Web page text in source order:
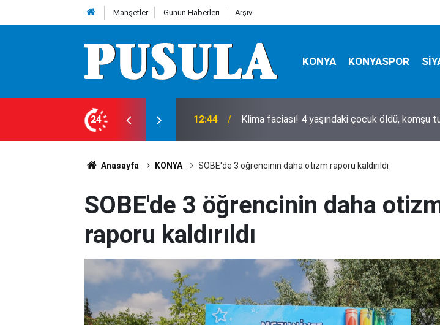
Manşetler Günün Haberleri Arşiv
KONYA KONYASPOR
24
komşu tutuklandı 12:40 Yengesini öldürdü, ağabeyini ağır yaraladı
Anasayfa KONYA SOBE'de 3 öğrencinin daha otizm raporu kaldırıldı
SOBE'de 3 öğrencinin daha
raporu kaldırıldı